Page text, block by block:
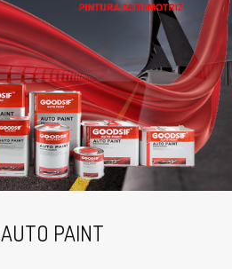
AUTO PAINT